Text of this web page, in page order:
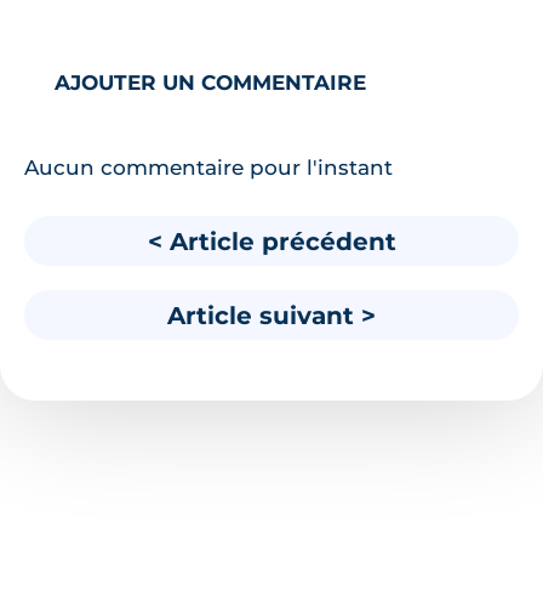
AJOUTER UN COMMENTAIRE
Aucun commentaire pour l'instant
< Article précédent
Article suivant >